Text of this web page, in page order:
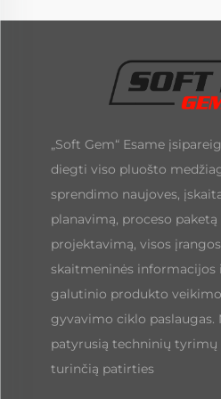
„Soft Gem“ Esame
diegti viso pluošto
sprendimo naujoves,
planavimą, proceso
projektavimą, visos
skaitmeninės informacijos
galutinio produkto
gyvavimo ciklo paslaugas.
patyrusią techninių tyrimų
turinčią patirties